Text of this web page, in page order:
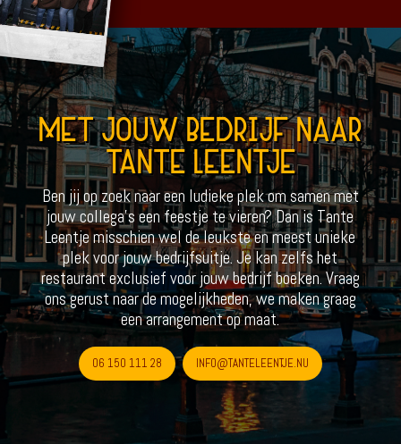
MET JOUW BEDRIJF NAAR
TANTE LEENTJE
Ben jij op zoek naar een ludieke plek om samen met
jouw collega’s een feestje te vieren? Dan is Tante
Leentje misschien wel de leukste en meest unieke
plek voor jouw bedrijfsuitje. Je kan zelfs het
restaurant exclusief voor jouw bedrijf boeken. Vraag
ons gerust naar de mogelijkheden, we maken graag
een arrangement op maat.
06 150 111 28 INFO@TANTELEENTJE.NU